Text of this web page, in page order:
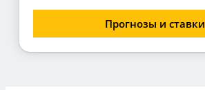
Прогнозы и ставки